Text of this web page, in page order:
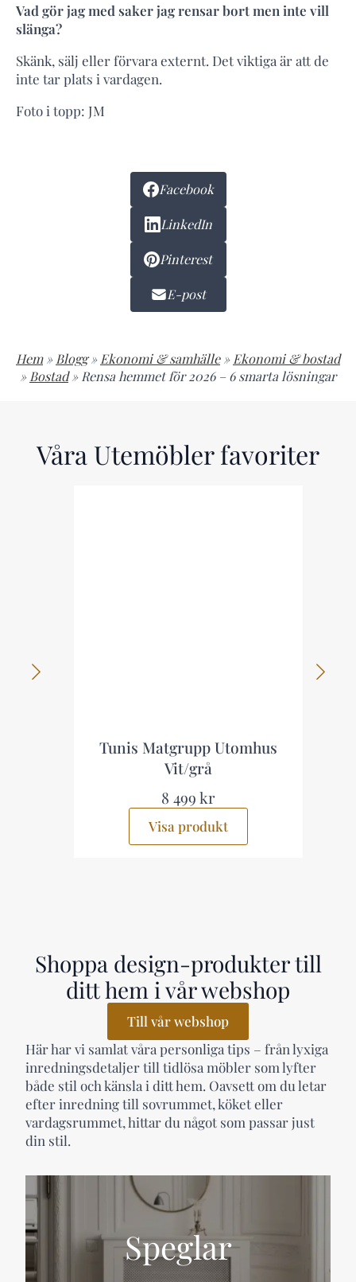
Vad gör jag med saker jag rensar bort men inte vill
slänga?
Skänk, sälj eller förvara externt. Det viktiga är att de
inte tar plats i vardagen.
Foto i topp: JM
Facebook
LinkedIn
Pinterest
E-post
Hem » Blogg » Ekonomi & samhälle » Ekonomi & bostad
» Bostad » Rensa hemmet för 2026 – 6 smarta lösningar
Våra Utemöbler favoriter
Tunis Matgrupp Utomhus
Vit/grå
8 499 kr
Visa produkt
Speglar
Shoppa design-produkter till
ditt hem i vår webshop
Till vår webshop
Här har vi samlat våra personliga tips – från lyxiga
inredningsdetaljer till tidlösa möbler som lyfter
både stil och känsla i ditt hem. Oavsett om du letar
efter inredning till sovrummet, köket eller
vardagsrummet, hittar du något som passar just
din stil.